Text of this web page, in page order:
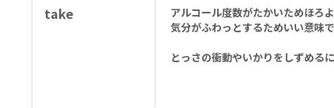
take
アルコール度数がたかいためほろ
気分がふわっとするためいい意味
とっさの衝動やいかりをしずめる